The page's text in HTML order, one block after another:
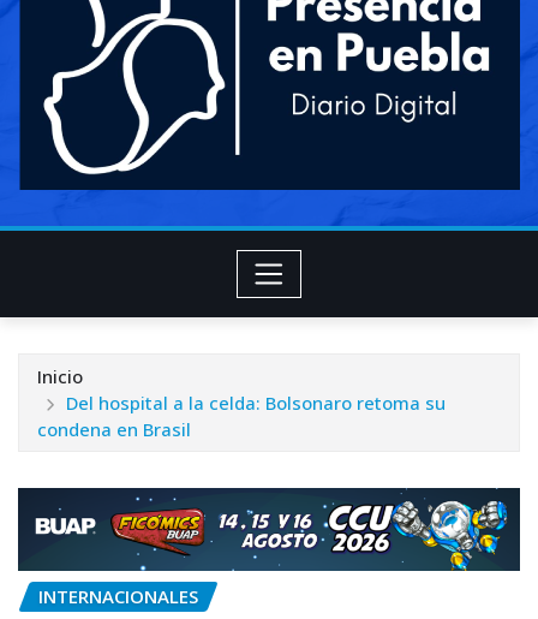
Inicio
Del hospital a la celda: Bolsonaro retoma su
condena en Brasil
INTERNACIONALES